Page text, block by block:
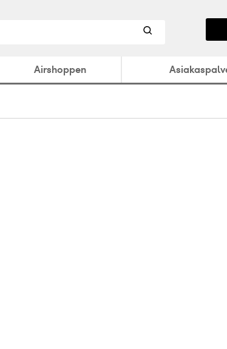
Airshoppen